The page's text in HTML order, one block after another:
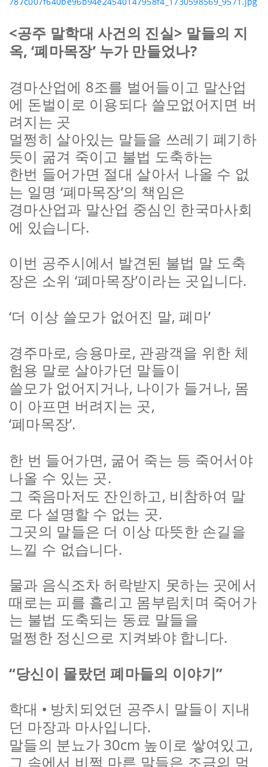
<공주 말학대 사건의 진실 > 말들의 지
옥, ‘폐마목장’ 누가 만들었나?
경마산업에 8조를 벌어들이고 말산업
에 돈벌이로 이용되다 쓸모없어지면 버
려지는 곳
멀쩡히 살아있는 말들을 쓰레기 폐기하
듯이 굶겨 죽이고 불법 도축하는
한번 들어가면 절대 살아서 나올 수 없
는 일명 ‘폐마목장’의 책임은
경마산업과 말산업 중심인 한국마사회
에 있습니다.
이번 공주시에서 발견된 불법 말 도축
장은 소위 ‘폐마목장’이라는 곳입니다.
‘더 이상 쓸모가 없어진 말, 폐마’
경주마로, 승용마로, 관광객을 위한 체
험용 말로 살아가던 말들이
쓸모가 없어지거나, 나이가 들거나, 몸
이 아프면 버려지는 곳,
‘폐마목장’.
한 번 들어가면, 굶어 죽는 등 죽어서야
나올 수 있는 곳.
그 죽음마저도 잔인하고 , 비참하여 말
로 다 설명할 수 없는 곳.
그곳의 말들은 더 이상 따뜻한 손길을
느낄 수 없습니다.
물과 음식조차 허락받지 못하는 곳에서
때로는 피를 흘리고 몸부림치며 죽어가
는 불법 도축되는 동료 말들을
멀쩡한 정신으로 지켜봐야 합니다.
“당신이 몰랐던 폐마들의 이야기 ”
학대 • 방치되었던 공주시 말들이 지내
던 마장과 마사입니다.
말들의 분뇨가 30cm 높이로 쌓여있고,
그 속에서 비쩍 마른 말들은 조금의 먹